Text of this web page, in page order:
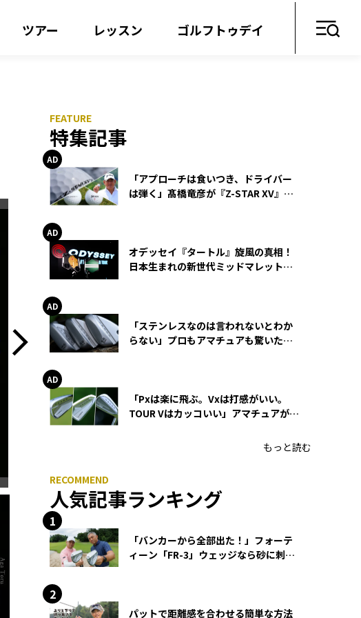
ツアー レッスン ゴルフトゥデイ
特集記事
「アプローチは食いつき、ドライバー
は弾く」髙橋竜彦が『Z-STAR XV』を
オデッセイ『タートル』旋風の真相！
日本生まれの新世代ミッドマレットが
「ステンレスなのは言われないとわか
らない」プロもアマチュアも驚いた
「Pxは楽に飛ぶ。Vxは打感がいい。
TOUR Vはカッコいい」アマチュアが選
もっと読む
人気記事ランキング
「バンカーから全部出た！」フォーテ
ィーン「FR-3」ウェッジなら砂に刺さ
パットで距離感を合わせる簡単な方法